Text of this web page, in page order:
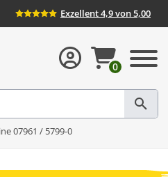
Exzellent 4,9 von 5,00
07961 / 5799-0
0